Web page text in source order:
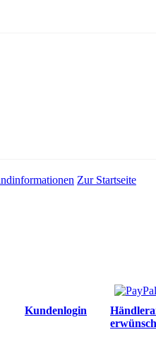
Zur Startseite
Kundenlogin